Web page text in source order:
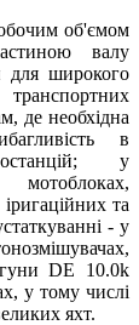
об'ємом
валу
для широкого
де необхідна
в
у
та
- у
DE 10.0k
у тому числі
яхт.